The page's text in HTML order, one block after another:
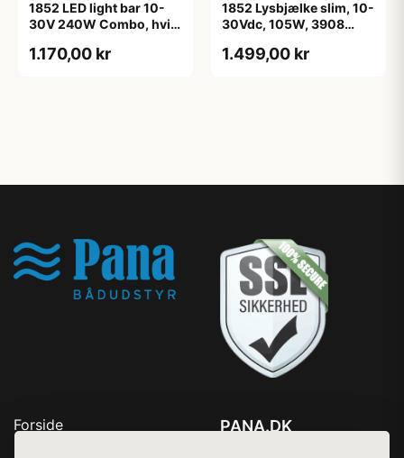
1852 LED light bar 10-
30V 240W Combo, hvid
1.170,00 kr
1852 Lysbjælke slim, 10-
30Vdc, 105W, 3908
1.499,00 kr
Forside
PANA.DK